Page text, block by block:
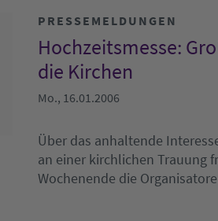
PRESSEMELDUNGEN
Hochzeitsmesse:
die Kirchen
Mo., 16.01.2006
Über das anhaltende
an einer kirchlichen Trauung
Wochenende die